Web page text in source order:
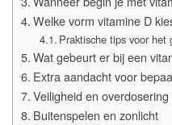
Welke vorm vitamine D
Praktische tips voor het
Wat gebeurt er bij een
Extra aandacht voor
Veiligheid en
Buitenspelen en zonlicht